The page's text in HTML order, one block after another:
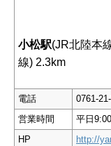
小松駅(JR北陸本
線) 2.3km
電話
0761-
営業時間
平日
HP
http://